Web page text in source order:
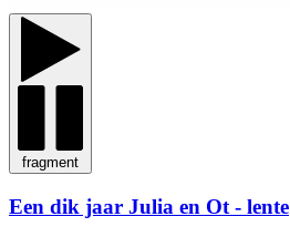
fragment
Een dik jaar Julia en Ot - lente